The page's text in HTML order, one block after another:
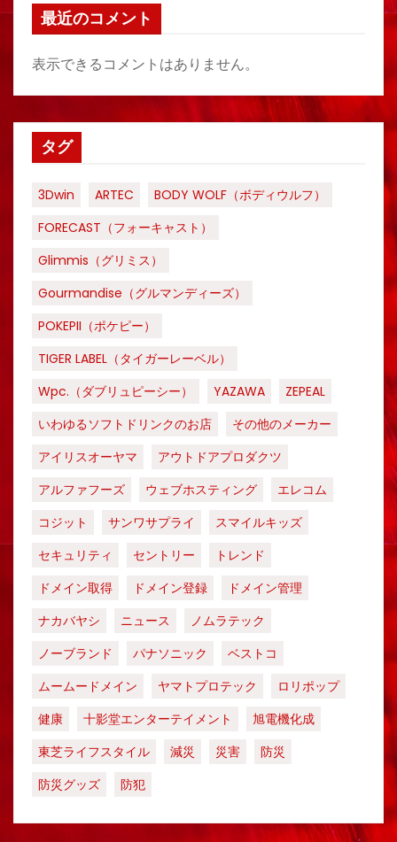
最近のコメント
表示できるコメントはありません。
タグ
3Dwin ARTEC
BODY WOLF（ボディウルフ）
FORECAST（フォーキャスト）
Glimmis（グリミス）
Gourmandise（グルマンディーズ）
POKEPII（ポケピー）
TIGER LABEL（タイガーレーベル）
Wpc.（ダブリュピーシー）
YAZAWA
ZEPEAL
いわゆるソフトドリンクのお店
その他のメーカー
アイリスオーヤマ
アウトドアプロダクツ
アルファフーズ
ウェブホスティング
エレコム
コジット
サンワサプライ
スマイルキッズ
セキュリティ
セントリー
トレンド
ドメイン取得
ドメイン登録
ドメイン管理
ナカバヤシ
ニュース
ノムラテック
ノーブランド
パナソニック
ベストコ
ムームードメイン
ヤマトプロテック
ロリポップ
健康
十影堂エンターテイメント
旭電機化成
東芝ライフスタイル
減災 災害
防災
防災グッズ
防犯